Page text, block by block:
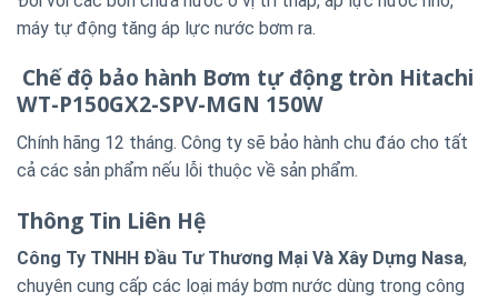
máy tự động tăng áp lực nước bơm ra.
Chế độ bảo hành Bơm tự động tròn Hitachi
WT-P150GX2-SPV-MGN 150W
Chính hãng 12 tháng. Công ty sẽ bảo hành chu đáo cho tất
cả các sản phẩm nếu lỗi thuộc về sản phẩm.
Thông Tin Liên Hệ
Công Ty TNHH Đầu Tư Thương Mại Và Xây Dựng Nasa,
chuyên cung cấp các loại máy bơm nước dùng trong công